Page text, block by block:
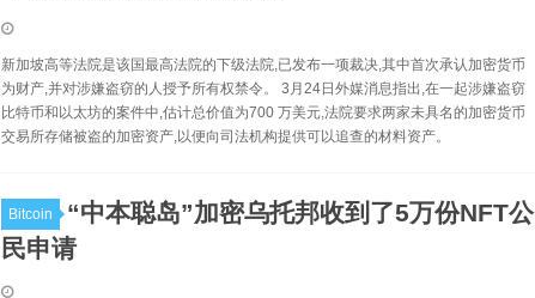
新加坡高等法院是该国最高法院的下级法院,已发布一项裁决,其中首次承认加密货币
为财产,并对涉嫌盗窃的人授予所有权禁令。 3月24日外媒消息指出,在一起涉嫌盗窃
比特币和以太坊的案件中,估计总价值为700 万美元,法院要求两家未具名的加密货币
交易所存储被盗的加密资产,以便向司法机构提供可以追查的材料资产。
Bitcoin
“中本聪岛”加密乌托邦收到了5万份NFT公
民申请